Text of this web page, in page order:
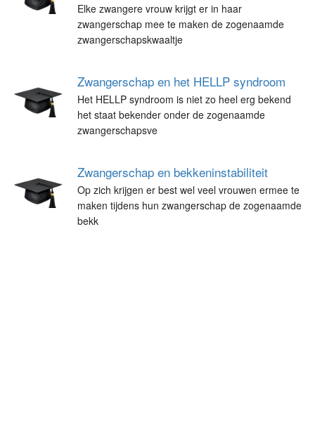
Elke zwangere vrouw krijgt er in haar
zwangerschap mee te maken de zogenaamde
zwangerschapskwaaltje
Zwangerschap en het HELLP syndroom
Het HELLP syndroom is niet zo heel erg bekend
het staat bekender onder de zogenaamde
zwangerschapsve
Zwangerschap en bekkeninstabiliteit
Op zich krijgen er best wel veel vrouwen ermee te
maken tijdens hun zwangerschap de zogenaamde
bekk